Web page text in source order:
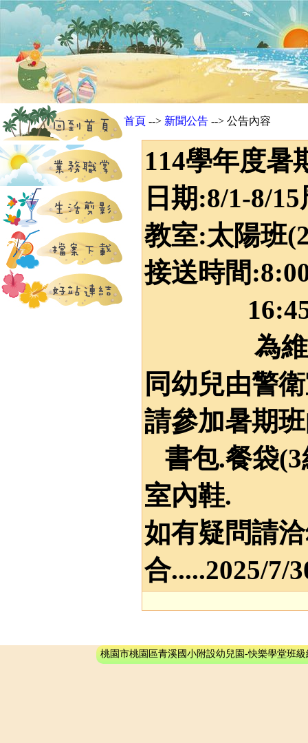
首頁 --> 新聞公告 --> 公告內容
114學年度暑
日期:8/1-8/
教室:太陽班
接送時間
16:45-
為維護幼
同幼兒由警
請參加暑期
書包.餐袋(3
室內鞋.
如有疑問請
合.....2025/
桃園市桃園區青溪國小附設幼兒園-快樂學堂班